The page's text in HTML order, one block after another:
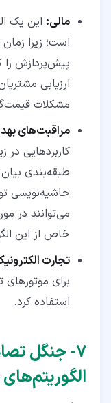
مالی: این یک
است؛ زیرا
پیش‌پردازش
ارزیابی
مشکلات
مراقبت‌های
کاربردهایی
طبقه‌بندی
حاشیه‌نویسی
می‌توانند در
خاص از این
تجارت
برای
استفاده کرد.
۷‏- جنگل